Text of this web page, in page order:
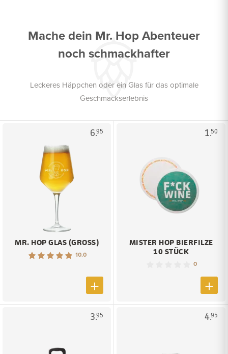
Mache dein Mr. Hop Abenteuer
noch schmackhafter
Leckeres Häppchen oder ein Glas für das optimale
Geschmackserlebnis
6.95
MR. HOP GLAS (GROSS)
10.0
1.50
MISTER HOP BIERFILZE
10 STÜCK
0
3.95 4.95